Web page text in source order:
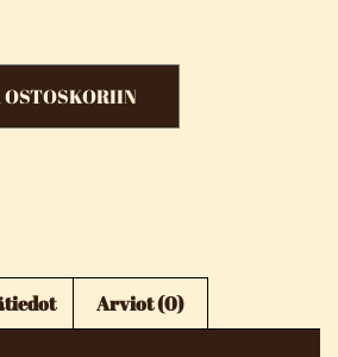
Arviot (0)